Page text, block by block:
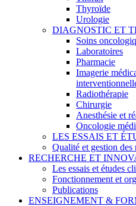
Thyroïde
Urologie
DIAGNOSTIC ET
Soins
Laboratoires
Pharmacie
Imagerie
Radiothérapie
Chirurgie
Anesthésie et
Oncologie
LES ESSAIS ET
Qualité et gestion des
RECHERCHE ET
Les essais et études
Fonctionnement et
Publications
ENSEIGNEMENT &